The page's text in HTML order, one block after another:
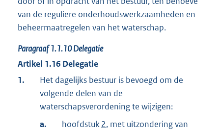
van de reguliere onderhoudswerkzaamheden en
beheermaatregelen van het waterschap.
Paragraaf1.1.10Delegatie
Artikel 1.16 Delegatie
1.
Het dagelijks bestuur is bevoegd om de
volgende delen van de
waterschapsverordening te wijzigen:
a.
hoofdstuk2, met uitzondering van